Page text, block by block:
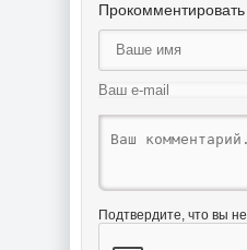
Прокомментировать
Подтвердите, что вы